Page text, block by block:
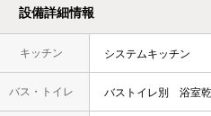
設備詳細情報
キッチン システムキッチン
バス・トイレ バストイレ別 浴室